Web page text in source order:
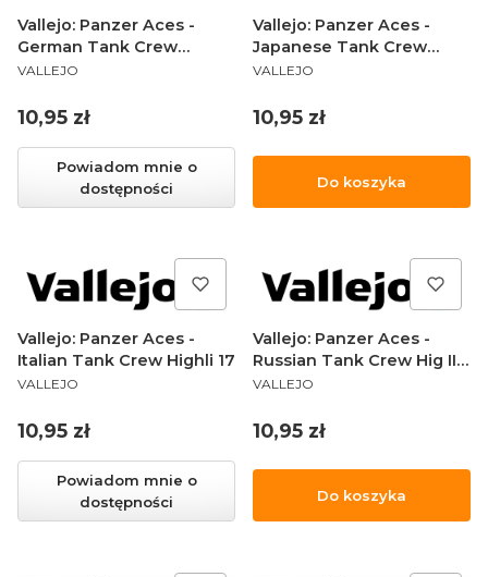
Vallejo: Panzer Aces -
German Tank Crew
(Black) 17
PRODUCENT
VALLEJO
Cena
10,95 zł
Powiadom mnie o
dostępności
Vallejo: Panzer Aces -
Japanese Tank Crew
Highl 17
PRODUCENT
VALLEJO
Cena
10,95 zł
Do koszyka
Vallejo: Panzer Aces -
Italian Tank Crew Highli 17
PRODUCENT
VALLEJO
Cena
10,95 zł
Powiadom mnie o
dostępności
Vallejo: Panzer Aces -
Russian Tank Crew Hig II
17
PRODUCENT
VALLEJO
Cena
10,95 zł
Do koszyka